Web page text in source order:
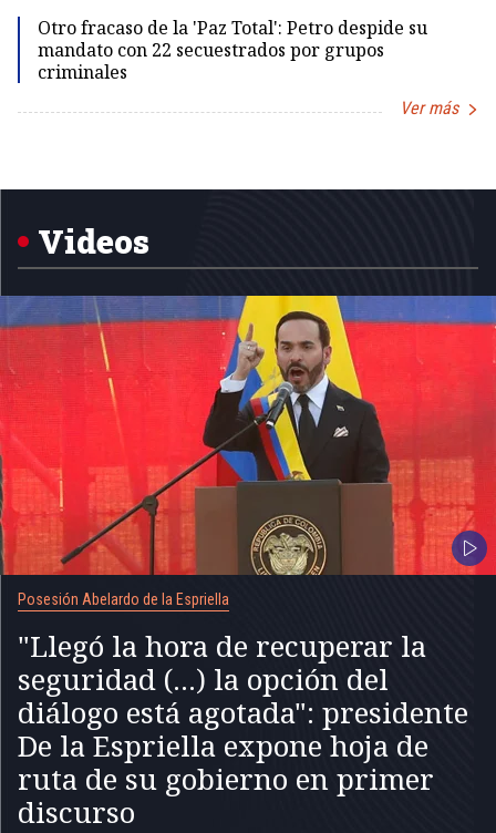
Otro fracaso de la 'Paz Total': Petro despide su
mandato con 22 secuestrados por grupos
criminales
Ver más
5
Videos
Posesión Abelardo de la Espriella
"Llegó la hora de recuperar la
seguridad (...) la opción del
diálogo está agotada": presidente
De la Espriella expone hoja de
ruta de su gobierno en primer
discurso